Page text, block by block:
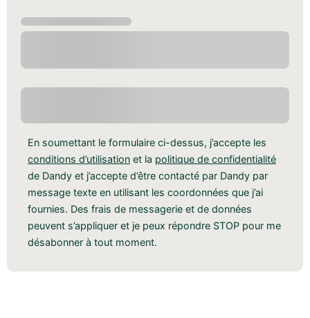
En soumettant le formulaire ci-dessus, j’accepte les
conditions d’utilisation et la politique de confidentialité
de Dandy et j’accepte d’être contacté par Dandy par
message texte en utilisant les coordonnées que j’ai
fournies. Des frais de messagerie et de données
peuvent s’appliquer et je peux répondre STOP pour me
désabonner à tout moment.